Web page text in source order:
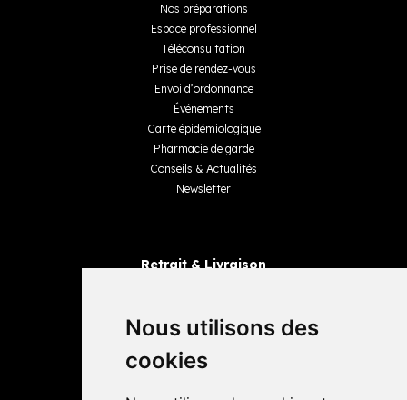
Nous utilisons des
cookies
Nos préparations
Espace professionnel
Téléconsultation
Prise de rendez-vous
Envoi d’ordonnance
Événements
Carte épidémiologique
Pharmacie de garde
Conseils & Actualités
Newsletter
Retrait & Livraison
Livraisons